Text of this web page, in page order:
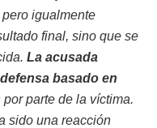
igualmente
final, sino que se
La acusada
basado en
por parte de la víctima.
sido una reacción